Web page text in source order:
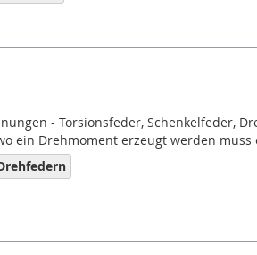
- Torsionsfeder, Schenkelfeder,
ein Drehmoment erzeugt werden